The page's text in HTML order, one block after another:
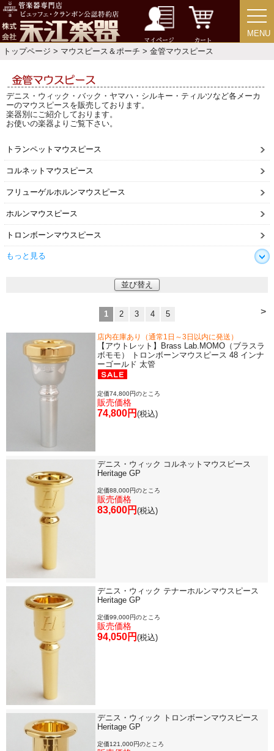
マイページ カート
MENU
MENU
トップページ > マウスピース＆ポーチ > 金管マウスピース
デニス・ウィック・バック・ヤマハ・シルキー・ティルツなど各メーカ
ーのマウスピースを販売しております。
楽器別にご紹介しております。
お使いの楽器よりご覧下さい。
トランペットマウスピース
コルネットマウスピース
フリューゲルホルンマウスピース
ホルンマウスピース
トロンボーンマウスピース
もっと見る
並び替え
>
1 2 3 4 5
店内在庫あり（通常1日～3日以内に発送）
【アウトレット】Brass Lab.MOMO（ブラスラ
ボモモ） トロンボーンマウスピース 48 インナ
ーゴールド 太管
定価74,800円のところ
販売価格
74,800円 (税込)
デニス・ウィック コルネットマウスピース
Heritage GP
定価88,000円のところ
販売価格
83,600円 (税込)
デニス・ウィック テナーホルンマウスピース
Heritage GP
定価99,000円のところ
販売価格
94,050円 (税込)
デニス・ウィック トロンボーンマウスピース
Heritage GP
定価121,000円のところ